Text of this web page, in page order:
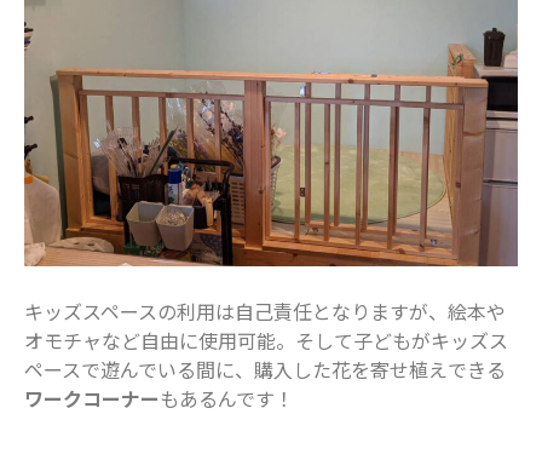
2022年5月
2022年4月
2022年3月
2022年2月
2022年1月
2021年12月
2021年11月
2021年10月
2021年9月
2021年8月
キッズスペースの利用は自己責任となりますが、絵本や
オモチャなど自由に使用可能。そして子どもがキッズス
ペースで遊んでいる間に、購入した花を寄せ植えできる
ワークコーナーもあるんです！